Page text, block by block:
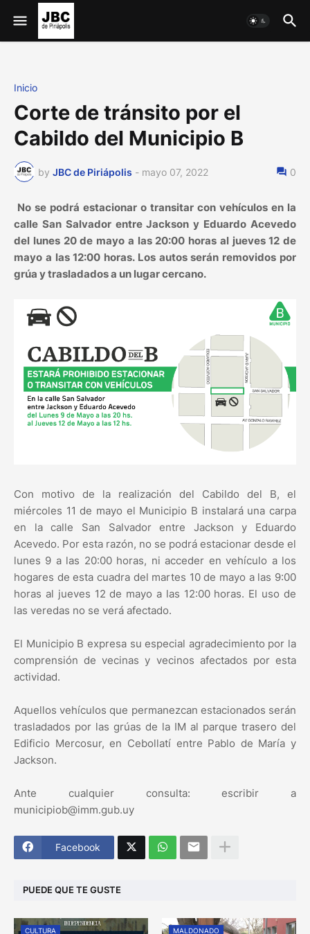
Inicio
Corte de tránsito por el
Cabildo del Municipio B
by JBC de Piriápolis - mayo 07, 2022 0
No se podrá estacionar o transitar con vehículos en la
calle San Salvador entre Jackson y Eduardo Acevedo
del lunes 20 de mayo a las 20:00 horas al jueves 12 de
mayo a las 12:00 horas. Los autos serán removidos por
grúa y trasladados a un lugar cercano.
Con motivo de la realización del Cabildo del B, el
miércoles 11 de mayo el Municipio B instalará una carpa
en la calle San Salvador entre Jackson y Eduardo
Acevedo. Por esta razón, no se podrá estacionar desde el
lunes 9 a las 20:00 horas, ni acceder en vehículo a los
hogares de esta cuadra del martes 10 de mayo a las 9:00
horas al jueves 12 de mayo a las 12:00 horas. El uso de
las veredas no se verá afectado.
El Municipio B expresa su especial agradecimiento por la
comprensión de vecinas y vecinos afectados por esta
actividad.
Aquellos vehículos que permanezcan estacionados serán
trasladados por las grúas de la IM al parque trasero del
Edificio Mercosur, en Cebollatí entre Pablo de María y
Jackson.
Ante cualquier consulta: escribir a
municipiob@imm.gub.uy
Facebook
PUEDE QUE TE GUSTE
CULTURA MALDONADO